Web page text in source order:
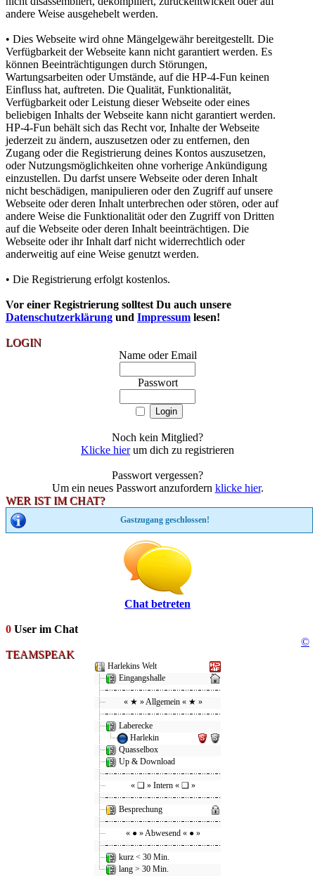
andere Weise ausgehebelt werden.
• Dies Webseite wird ohne Mängelgewähr bereitgestellt. Die
Verfügbarkeit der Webseite kann nicht garantiert werden. Es
können Beeinträchtigungen durch Störungen,
Wartungsarbeiten oder Umstände, auf die HP-4-Fun keinen
Einfluss hat, auftreten. Die Qualität, Funktionalität,
Verfügbarkeit oder Leistung dieser Webseite oder eines
beliebigen Inhalts der Webseite kann nicht garantiert werden.
HP-4-Fun behält sich das Recht vor, Inhalte der Webseite
jederzeit zu ändern, auszusetzen oder zu entfernen, den
Zugang oder die Registrierung deines Kontos auszusetzen,
oder Nutzungsmöglichkeiten ohne vorherige Ankündigung
einzustellen. Du darfst unsere Webseite oder deren Inhalt
nicht beschädigen, manipulieren oder den Zugriff auf unsere
Webseite oder deren Inhalt unterbrechen oder stören, oder auf
andere Weise die Funktionalität oder den Zugriff von Dritten
auf die Webseite oder deren Inhalt beeinträchtigen. Die
Webseite oder ihr Inhalt darf nicht widerrechtlich oder
anderweitig auf eine Weise genutzt werden.
• Die Registrierung erfolgt kostenlos.
Vor einer Registrierung solltest Du auch unsere
Datenschutzerklärung und Impressum lesen!
LOGIN
Name oder Email
Passwort
Noch kein Mitglied?
Klicke hierum dich zu registrieren
Passwort vergessen?
Um ein neues Passwort anzufordern klicke hier.
WER IST IM CHAT?
Gastzugang geschlossen!
Chat betreten
0 User im Chat
©
TEAMSPEAK
Harlekins Welt
Eingangshalle
« ★ » Allgemein « ★ »
Laberecke
Harlekin
Quasselbox
Up & Download
« ❑ » Intern « ❑ »
Besprechung
« ● » Abwesend « ● »
kurz < 30 Min.
lang > 30 Min.